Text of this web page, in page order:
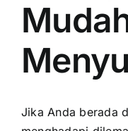
Jika Anda berada